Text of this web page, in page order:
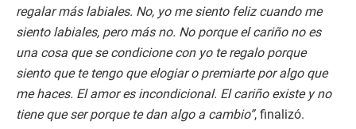
regalar más labiales. No, yo me siento feliz cuando me
siento labiales, pero más no. No porque el cariño no es
una cosa que se condicione con yo te regalo porque
siento que te tengo que elogiar o premiarte por algo que
me haces. El amor es incondicional. El cariño existe y no
tiene que ser porque te dan algo a cambio”, finalizó.